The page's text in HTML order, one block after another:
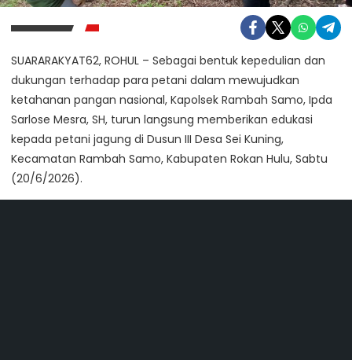
SUARARAKYAT62, ROHUL – Sebagai bentuk kepedulian dan
dukungan terhadap para petani dalam mewujudkan
ketahanan pangan nasional, Kapolsek Rambah Samo, Ipda
Sarlose Mesra, SH, turun langsung memberikan edukasi
kepada petani jagung di Dusun III Desa Sei Kuning,
Kecamatan Rambah Samo, Kabupaten Rokan Hulu, Sabtu
(20/6/2026).